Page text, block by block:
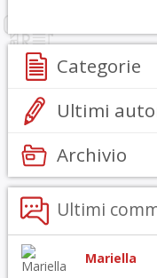
Categorie
Ultimi
Archivio
Ultimi
Mariella